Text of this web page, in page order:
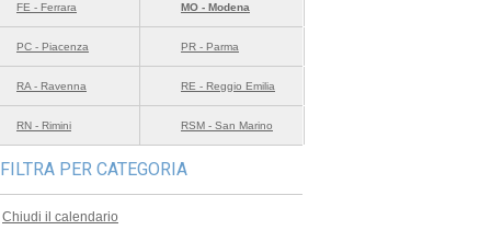
FE - Ferrara MO - Modena
PC - Piacenza PR - Parma
RA - Ravenna RE - Reggio Emilia
RN - Rimini RSM - San Marino
FILTRA PER CATEGORIA
Chiudi il calendario